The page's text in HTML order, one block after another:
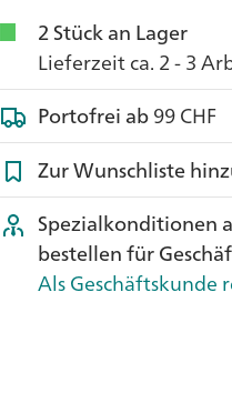
2 Stück an Lager
Lieferzeit ca. 2 - 3
Portofrei ab99 CHF
Zur Wunschliste
Spezialkonditionen
bestellen für
Als Geschäftskunde